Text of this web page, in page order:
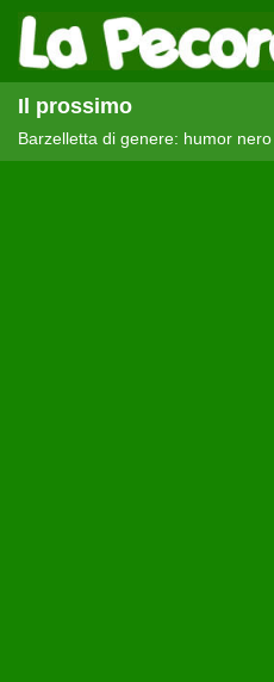
Il prossimo
Barzelletta di genere: humor nero